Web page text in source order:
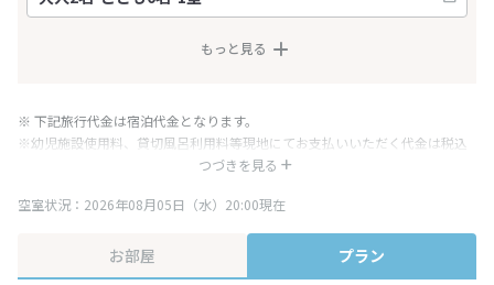
もっと見る
つづきを見る
※ 下記旅行代金は宿泊代金となります。
※幼児施設使用料、貸切風呂利用料等現地にてお支払いいただく代金は税込
み表記となりますが、消費税増税に伴い代金が一部変更となる場合がござい
※表示されている旅行代金・プラン内容は一定時間ごとに更新されます。最
空室状況：2026年08月05日（水）20:00現在
お部屋 プラン